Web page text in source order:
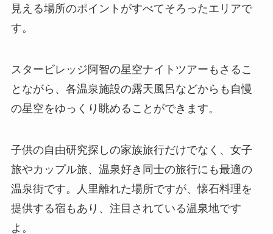
見える場所のポイントがすべてそろったエリアで
す。
スタービレッジ阿智の星空ナイトツアーもさるこ
とながら、各温泉施設の露天風呂などからも自慢
の星空をゆっくり眺めることができます。
子供の自由研究探しの家族旅行だけでなく、女子
旅やカップル旅、温泉好き同士の旅行にも最適の
温泉街です。人里離れた場所ですが、懐石料理を
提供する宿もあり、注目されている温泉地です
よ。